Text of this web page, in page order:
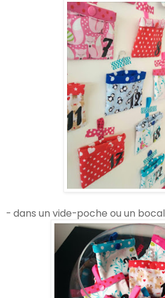
- dans un vide-poche ou un bocal